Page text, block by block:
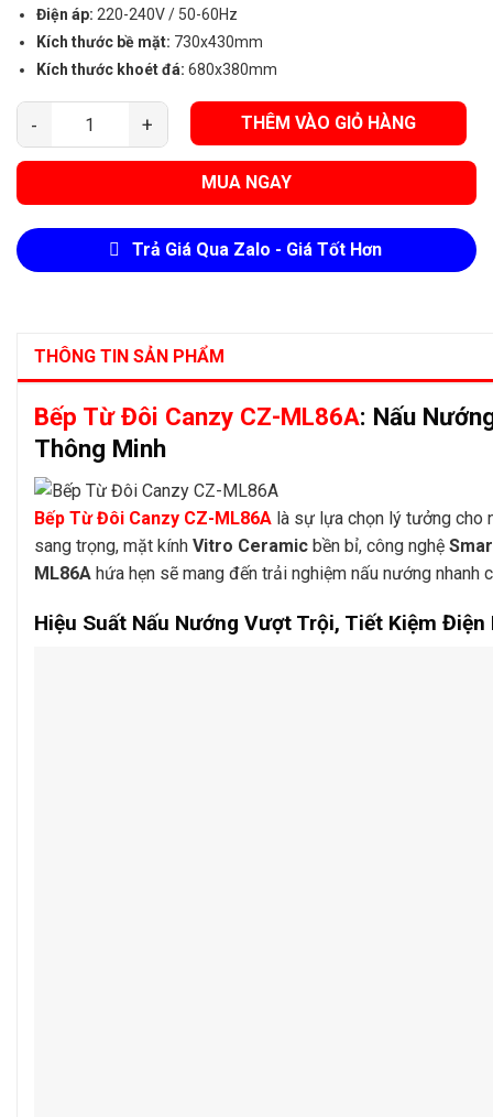
Điện áp: 220-240V / 50-60Hz
Kích thước bề mặt: 730x430mm
Kích thước khoét đá: 680x380mm
Bếp Từ Đôi Canzy CZ-ML86A số lượng
THÊM VÀO GIỎ HÀNG
MUA NGAY
Trả Giá Qua Zalo - Giá Tốt Hơn
THÔNG TIN SẢN PHẨM
Bếp Từ Đôi Canzy CZ-ML86A: Nấu
Thông Minh
Bếp Từ Đôi Canzy CZ-ML86A là sự lựa chọn lý tưởng cho
sang trọng, mặt kính Vitro Ceramic bền bỉ, công nghệ
ML86A hứa hẹn sẽ mang đến trải nghiệm nấu nướng nhanh
Hiệu Suất Nấu Nướng Vượt Trội, Tiết Kiệm